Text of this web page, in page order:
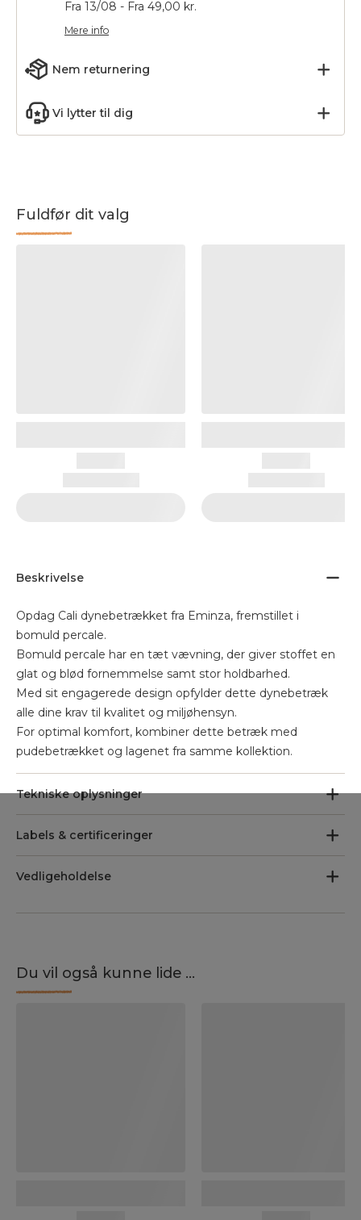
Fra 13/08 - Fra 49,00 kr.
Mere info
Nem returnering
Vi lytter til dig
Fuldfør dit valg
Beskrivelse
Opdag Cali dynebetrækket fra Eminza, fremstillet i
bomuld percale.
Bomuld percale har en tæt vævning, der giver stoffet en
glat og blød fornemmelse samt stor holdbarhed.
Med sit engagerede design opfylder dette dynebetræk
alle dine krav til kvalitet og miljøhensyn.
For optimal komfort, kombiner dette betræk med
pudebetrækket og lagenet fra samme kollektion.
Tekniske oplysninger
Labels & certificeringer
Vedligeholdelse
Du vil også kunne lide ...